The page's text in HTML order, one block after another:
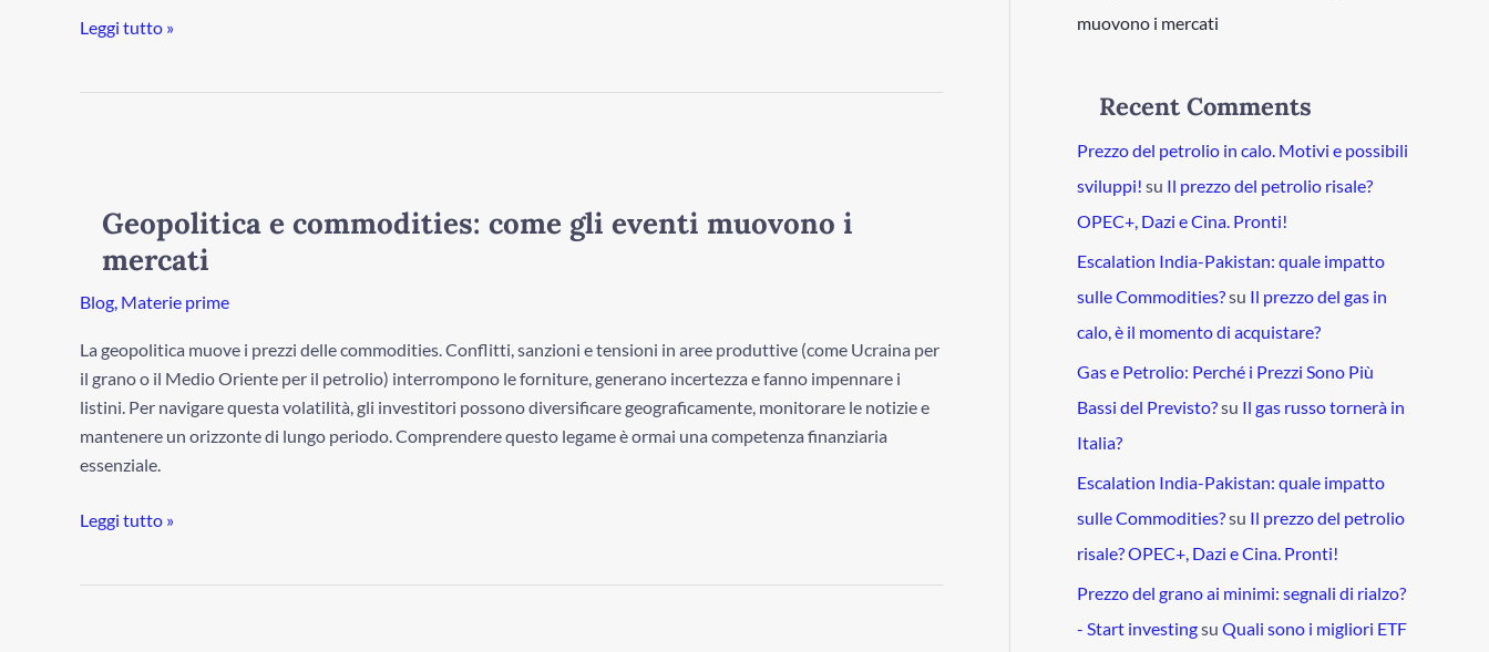
Leggi tutto »
Geopolitica e commodities: come gli eventi muovono i
mercati
Blog, Materie prime
La geopolitica muove i prezzi delle commodities. Conflitti, sanzioni e tensioni in aree produttive (come Ucraina per
il grano o il Medio Oriente per il petrolio) interrompono le forniture, generano incertezza e fanno impennare i
listini. Per navigare questa volatilità, gli investitori possono diversificare geograficamente, monitorare le notizie e
mantenere un orizzonte di lungo periodo. Comprendere questo legame è ormai una competenza finanziaria
essenziale.
commodities:
come
eventi
i
mercati
Leggi tutto »
muovono i mercati
Recent Comments
Prezzo del petrolio in calo. Motivi e possibili
sviluppi! su Il prezzo del petrolio risale?
OPEC+, Dazi e Cina. Pronti!
Escalation India-Pakistan: quale impatto
sulle Commodities?su Il prezzo del gas in
calo, è il momento di acquistare?
Gas e Petrolio: Perché i Prezzi Sono Più
Bassi del Previsto?su Il gas russo tornerà in
Italia?
Escalation India-Pakistan: quale impatto
sulle Commodities?su Il prezzo del petrolio
risale? OPEC+, Dazi e Cina. Pronti!
Prezzo del grano ai minimi: segnali di rialzo?
- Start investingsu Quali sono i migliori ETF